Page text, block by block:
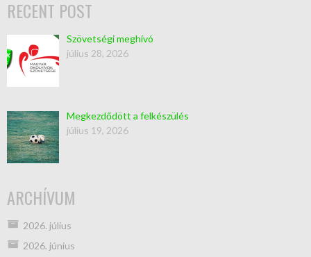
RECENT POST
Szövetségi meghívó
július 28, 2026
Megkezdődött a felkészülés
július 19, 2026
ARCHÍVUM
2026. július
2026. június